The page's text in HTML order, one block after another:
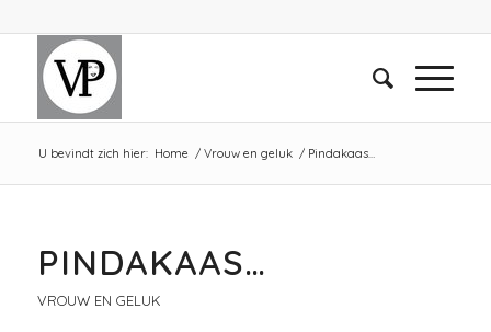
U bevindt zich hier: Home / Vrouw en geluk / Pindakaas…
PINDAKAAS…
VROUW EN GELUK